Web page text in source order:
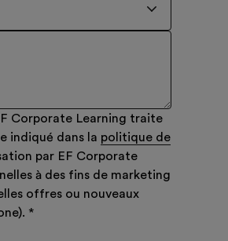
Corporate Learning traite
indiqué dans la politique de
par EF Corporate
à des fins de marketing
offres ou nouveaux
*